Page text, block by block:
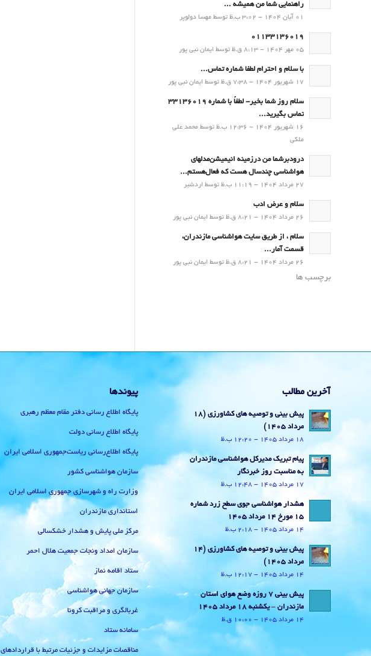
راهنمایی شما من همیشه ...
01 آبان 1404 - 3:02 ب.ظ توسط مهسا دولوپر
01133136019
05 مهر 1404 - 8:13 ق.ظ توسط ایمان نبی پور
با سلام و احترام لطفا شماره تماس...
17 شهریور 1404 - 7:38 ق.ظ توسط ایمان نبی پور
سلام روز شما بخیر- لطفاً با شماره 33136019
تماس بگیرید...
16 شهریور 1404 - 12:36 ب.ظ توسط محمد علی
ملکی
درودبرشما من درزمینه انیمیشن‌مدلهای
هواشناسی چندسال هست که فعال‌هستم...
27 مرداد 1404 - 11:19 ب.ظ توسط اردشیر
سلام و عرض ادب
26 مرداد 1404 - 8:21 ق.ظ توسط ایمان نبی پور
سلام ، از طریق سایت هواشناسی مازندران،
قسمت آمار...
26 مرداد 1404 - 8:21 ق.ظ توسط ایمان نبی پور
برچسب ها
آخرین مطالب
پیش بینی و توصیه های کشاورزی (18
مرداد ۱۴۰۵)
18 مرداد 1405 - 12:20 ب.ظ
پیام تبریک مدیرکل هواشناسی مازندران
به مناسبت روز خبرنگار
17 مرداد 1405 - 12:48 ب.ظ
هشدار هواشناسی جوی سطح زرد شماره
15 مورخ 14 مرداد 1405
14 مرداد 1405 - 2:18 ب.ظ
پیش بینی و توصیه های کشاورزی (14
مرداد ۱۴۰۵)
14 مرداد 1405 - 12:17 ب.ظ
پیش بینی 7 روزه وضع هوای استان
مازندران – یکشنبه 18 مرداد 1405
14 مرداد 1405 - 10:00 ق.ظ
پیوندها
پایگاه اطلاع رسانی دفتر مقام معظم رهبری
پایگاه اطلاع رسانی دولت
پایگاه اطلاع‌رسانی ریاست‌جمهوری اسلامی ایران
سازمان هواشناسی کشور
وزارت راه و شهرسازی جمهوری اسلامی ایران
استانداری مازندران
مرکز ملی پایش و هشدار خشکسالی
سازمان امداد ونجات جمعیت هلال احمر
ستاد اقامه نماز
سازمان جهانی هواشناسی
غربالگری و مراقبت کرونا
سامانه ستاد
مناقصات مزایدات و جزئیات مرتبط با قراردادهای